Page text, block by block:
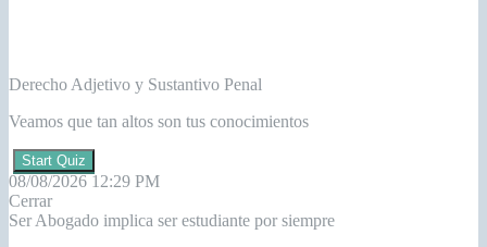
Derecho Adjetivo y Sustantivo Penal
Veamos que tan altos son tus conocimientos
Start Quiz
08/08/2026 12:29 PM
Cerrar
Ser Abogado implica ser estudiante por siempre